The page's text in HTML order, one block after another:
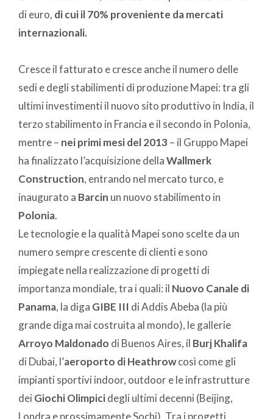
di euro, di cui il 70% proveniente da mercati
internazionali.
Cresce il fatturato e cresce anche il numero delle
sedi e degli stabilimenti di produzione Mapei: tra gli
ultimi investimenti il nuovo sito produttivo in India, il
terzo stabilimento in Francia e il secondo in Polonia,
mentre – nei primi mesi del 2013 – il Gruppo Mapei
ha finalizzato l’acquisizione dellaWallmerk
Construction, entrando nel mercato turco, e
inaugurato a Barcin un nuovo stabilimento in
Polonia.
Le tecnologie e la qualità Mapei sono scelte da un
numero sempre crescente di clienti e sono
impiegate nella realizzazione di progetti di
importanza mondiale, tra i quali: il Nuovo Canale di
Panama, la diga GIBE III di Addis Abeba (la più
grande diga mai costruita al mondo), le gallerie
Arroyo Maldonado di Buenos Aires, il Burj Khalifa
di Dubai, l’aeroporto di Heathrowcosì come gli
impianti sportivi indoor, outdoor e le infrastrutture
dei Giochi Olimpicidegli ultimi decenni (Beijing,
Londra e prossimamente Sochi). Tra i progetti